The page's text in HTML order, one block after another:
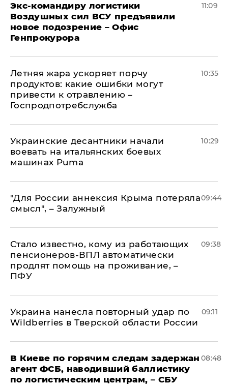
Экс-командиру логистики
Воздушных сил ВСУ предъявили
новое подозрение – Офис
Генпрокурора
11:09
Летняя жара ускоряет порчу
продуктов: какие ошибки могут
привести к отравлению –
Госпродпотребслужба
10:35
Украинские десантники начали
воевать на итальянских боевых
машинах Puma
10:29
"Для России аннексия Крыма потеряла
смысл", – Залужный
09:44
Стало известно, кому из работающих
пенсионеров-ВПЛ автоматически
продлят помощь на проживание, –
ПФУ
09:38
Украина нанесла повторный удар по
Wildberries в Тверской области России
09:11
В Киеве по горячим следам задержан
агент ФСБ, наводивший баллистику
по логистическим центрам, – СБУ
08:48